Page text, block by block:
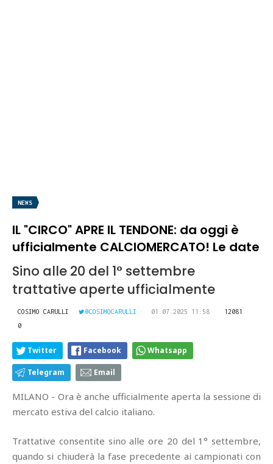
NEWS
IL "CIRCO" APRE IL TENDONE: da oggi è
ufficialmente CALCIOMERCATO! Le date
Sino alle 20 del 1° settembre
trattative aperte ufficialmente
COSIMO CARULLI @COSIMOCARULLI 01.07.2025 11:58
12081
0
Twitter Facebook Whatsapp
Telegram Email
MILANO - Ora è anche ufficialmente aperta la sessione di
mercato estiva del calcio italiano.
Trattative consentite sino alle ore 20 del 1° settembre,
quando si chiuderà la fase precedente ai campionati con